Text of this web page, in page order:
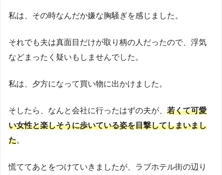
私は、その時なんだか嫌な胸騒ぎを感じました。
それでも夫は真面目だけが取り柄の人だったので、浮気
などまったく疑いもしませんでした。
私は、夕方になって買い物に出かけました。
そしたら、なんと会社に行ったはずの夫が、 若くて可愛
い女性と楽しそうに歩いている姿を目撃してしまいまし
た。
慌ててあとをつけていきましたが、ラブホテル街の辺り